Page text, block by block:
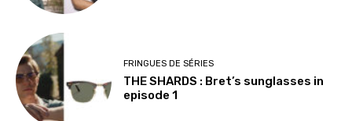
FRINGUES DE SÉRIES
THE SHARDS : Bret’s sunglasses in
episode 1